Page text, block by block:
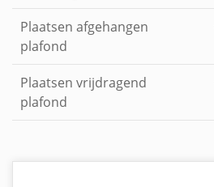
Plaatsen afgehangen
plafond
Plaatsen vrijdragend
plafond